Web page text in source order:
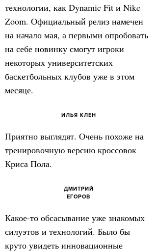
технологии, как Dynamic Fit и Nike
Zoom. Официальный релиз намечен
на начало мая, а первыми опробовать
на себе новинку смогут игроки
некоторых университетских
баскетбольных клубов уже в этом
месяце.
ИЛЬЯ КЛЕН
Приятно выглядят. Очень похоже на
тренировочную версию кроссовок
Криса Пола.
ДМИТРИЙ
ЕГОРОВ
Какое-то обсасывание уже знакомых
силуэтов и технологий. Было бы
круто увидеть инновационные